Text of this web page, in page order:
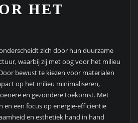
HET
zich door hun duurzame
waarbij zij met oog voor het milieu
bewust te kiezen voor materialen
op het milieu minimaliseren,
en gezondere toekomst. Met
en een focus op energie-efficiëntie
en esthetiek hand in hand